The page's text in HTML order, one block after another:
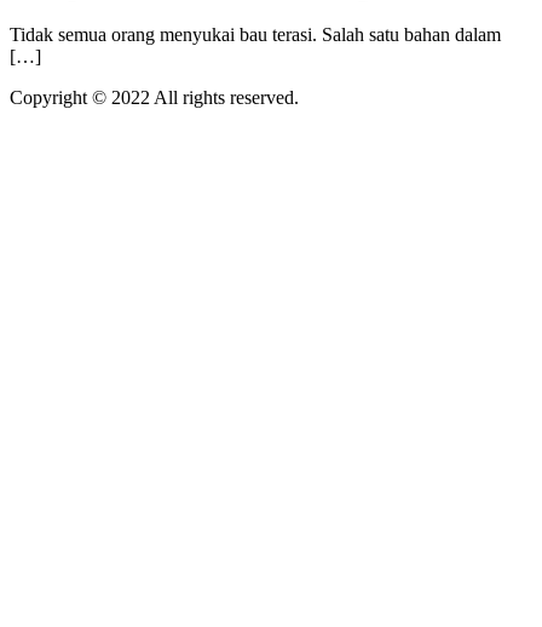
Tidak semua orang menyukai bau terasi. Salah satu bahan dalam
[…]
Copyright © 2022 All rights reserved.